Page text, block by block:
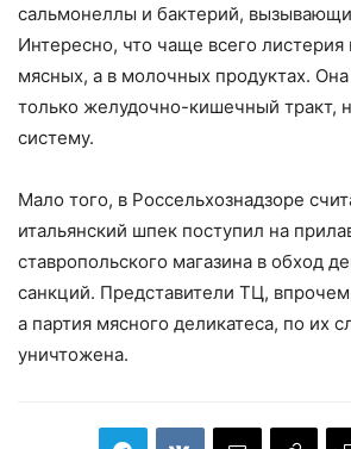
сальмонеллы и бактерий,
Интересно, что чаще всего листерия
мясных, а в молочных продуктах.
только желудочно-кишечный тракт,
систему.
Мало того, в Россельхознадзоре
итальянский шпек поступил на
ставропольского магазина в обход
санкций. Представители ТЦ,
а партия мясного деликатеса, по их
уничтожена.